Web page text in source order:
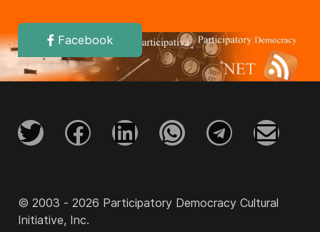
Facebook
© 2003 - 2026 Participatory Democracy Cultural
Initiative, Inc.